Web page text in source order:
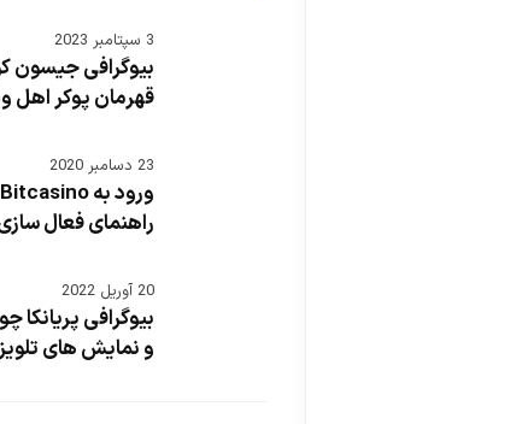
3 سپتامبر 2023
قهرمان پوکر اهل
23 دسامبر 2020
راهنمای فعال سازی
20 آوریل 2022
بیوگرافی پریانکا
و نمایش های